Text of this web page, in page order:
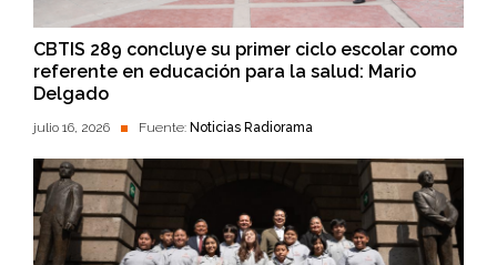
CBTIS 289 concluye su primer ciclo escolar como
referente en educación para la salud: Mario
Delgado
julio 16, 2026 Fuente: Noticias Radiorama